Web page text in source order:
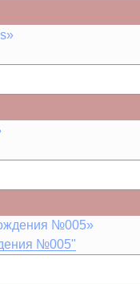
№005"